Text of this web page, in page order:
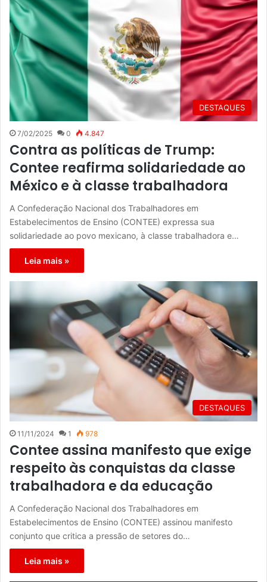
DESTAQUES
7/02/2025 0 4.847
Contra as políticas de Trump:
Contee reafirma solidariedade ao
México e à classe trabalhadora
A Confederação Nacional dos Trabalhadores em
Estabelecimentos de Ensino (CONTEE) expressa sua
solidariedade ao povo mexicano, à classe trabalhadora e…
Leia mais »
DESTAQUES
11/11/2024 1 978
Contee assina manifesto que exige
respeito às conquistas da classe
trabalhadora e da educação
A Confederação Nacional dos Trabalhadores em
Estabelecimentos de Ensino (CONTEE) assinou manifesto
conjunto que critica a pressão de setores do…
Leia mais »